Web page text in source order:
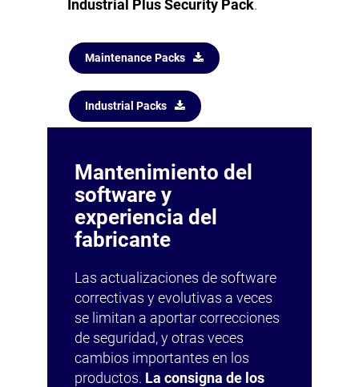
Industrial Plus Security Pack.
Maintenance Packs
Industrial Packs
Mantenimiento del
software y
experiencia del
fabricante
Las actualizaciones de software
correctivas y evolutivas a veces
se limitan a aportar correcciones
de seguridad, y otras veces
cambios importantes en los
productos. La consigna de los